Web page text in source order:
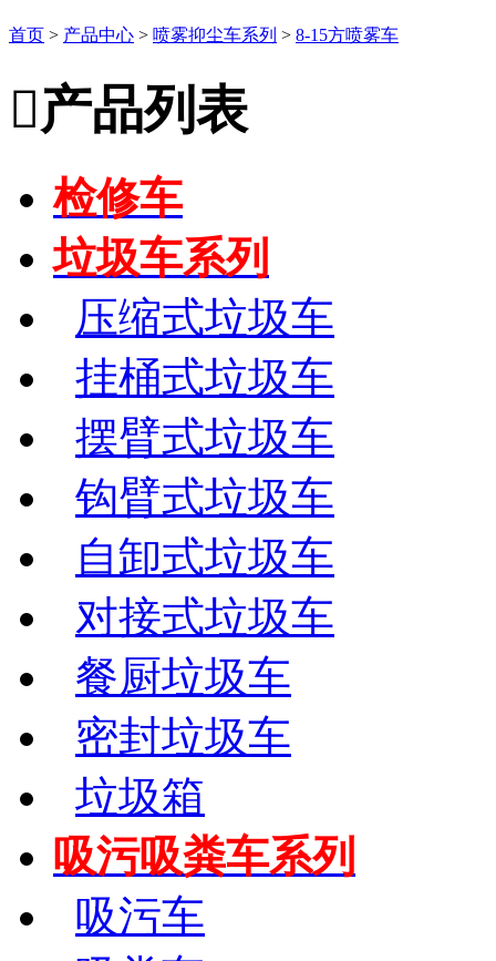
首页 > 产品中心 > 喷雾抑尘车系列 > 8-15方喷雾车
产品列表
检修车
垃圾车系列
压缩式垃圾车
挂桶式垃圾车
摆臂式垃圾车
钩臂式垃圾车
自卸式垃圾车
对接式垃圾车
餐厨垃圾车
密封垃圾车
垃圾箱
吸污吸粪车系列
吸污车